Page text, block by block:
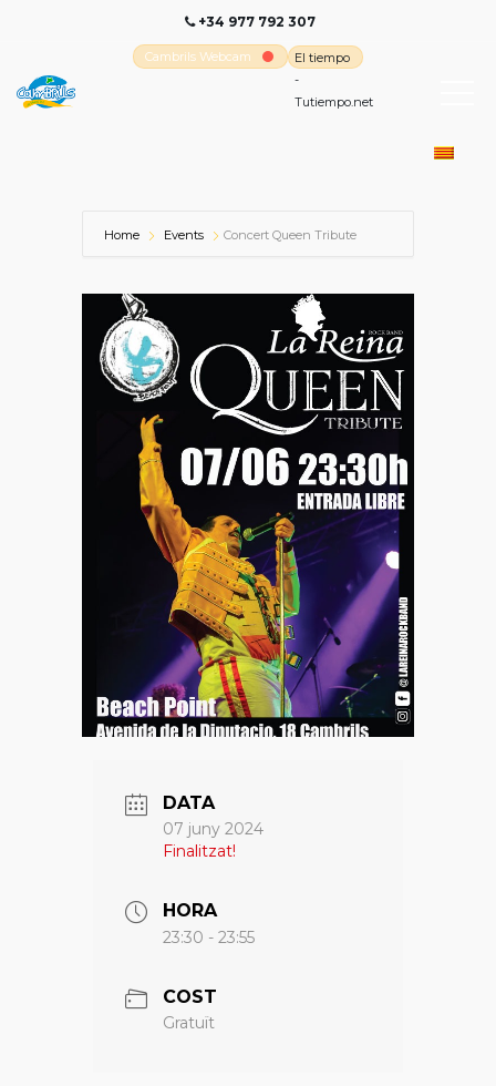
+34 977 792 307
Cambrils Webcam
El tiempo
-
Tutiempo.net
Home Events Concert Queen Tribute
DATA
07 juny 2024
Finalitzat!
HORA
23:30 - 23:55
COST
Gratuït